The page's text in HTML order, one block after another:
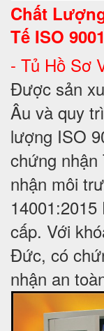
Chất
Tế ISO
- Tủ Hồ Sơ
Được sản
Âu và quy
lượng ISO
chứng
nhận môi
cấp. Với
Đức, có
nhận an